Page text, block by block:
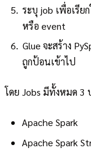
ระบุ job เพื่อเรีย
หรือ event
Glue จะสร้าง
ถูกป้อนเข้าไป
โดย Jobs มีทั้งหมด 3
Apache Spark
Apache Spark